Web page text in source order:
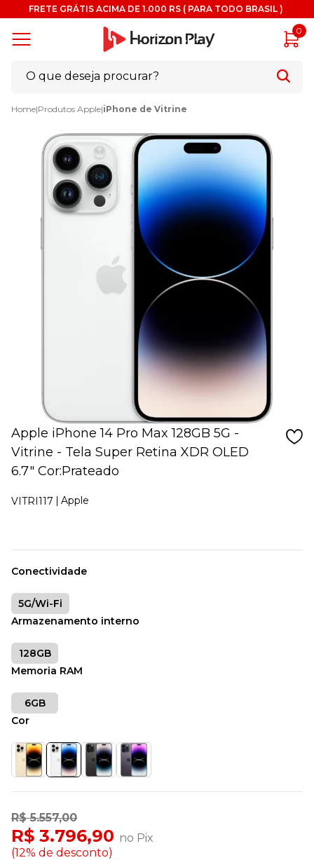
FRETE GRÁTIS ACIMA DE 1.000 RS ( PARA TODO BRASIL )
0
Home|Produtos Apple|iPhone de Vitrine
Apple iPhone 14 Pro Max 128GB 5G -
Vitrine - Tela Super Retina XDR OLED
6.7" Cor:Prateado
VITRI117 Apple
R$ 5.557,00
R$ 3.796,90 no Pix
(12% de desconto)
Conectividade
5G/Wi-Fi
Armazenamento interno
128GB
Memoria RAM
6GB
Cor